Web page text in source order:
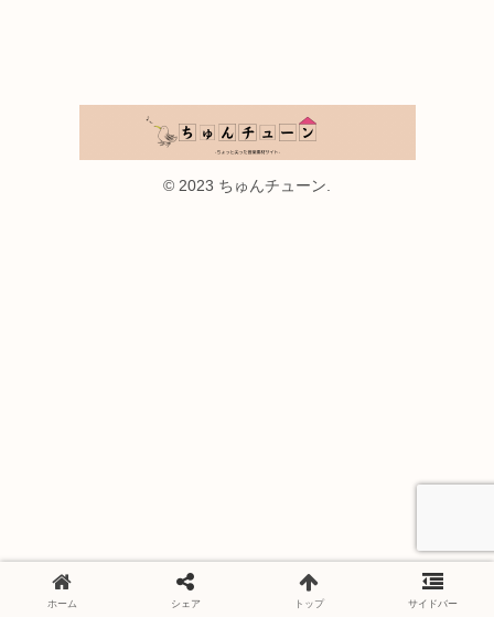
© 2023 ちゅんチューン.
ホーム シェア トップ サイドバー